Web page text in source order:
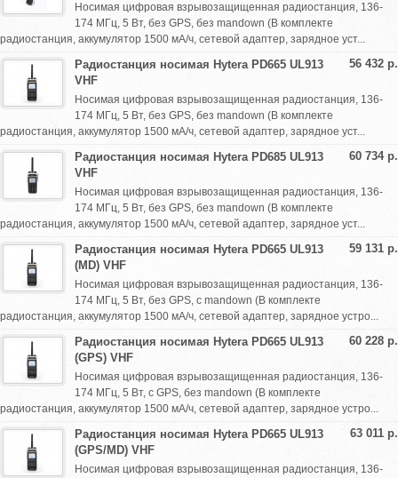
Носимая цифровая взрывозащищенная радиостанция, 136-
174 МГц, 5 Вт, без GPS, без mandown (В комплекте
радиостанция, аккумулятор 1500 мА/ч, сетевой адаптер, зарядное уст...
56 432 р.
Радиостанция носимая Hytera PD665 UL913
VHF
Носимая цифровая взрывозащищенная радиостанция, 136-
174 МГц, 5 Вт, без GPS, без mandown (В комплекте
радиостанция, аккумулятор 1500 мА/ч, сетевой адаптер, зарядное уст...
60 734 р.
Радиостанция носимая Hytera PD685 UL913
VHF
Носимая цифровая взрывозащищенная радиостанция, 136-
174 МГц, 5 Вт, без GPS, без mandown (В комплекте
радиостанция, аккумулятор 1500 мА/ч, сетевой адаптер, зарядное уст...
59 131 р.
Радиостанция носимая Hytera PD665 UL913
(MD) VHF
Носимая цифровая взрывозащищенная радиостанция, 136-
174 МГц, 5 Вт, без GPS, с mandown (В комплекте
радиостанция, аккумулятор 1500 мА/ч, сетевой адаптер, зарядное устро...
60 228 р.
Радиостанция носимая Hytera PD665 UL913
(GPS) VHF
Носимая цифровая взрывозащищенная радиостанция, 136-
174 МГц, 5 Вт, с GPS, без mandown (В комплекте
радиостанция, аккумулятор 1500 мА/ч, сетевой адаптер, зарядное устро...
63 011 р.
Радиостанция носимая Hytera PD665 UL913
(GPS/MD) VHF
Носимая цифровая взрывозащищенная радиостанция, 136-